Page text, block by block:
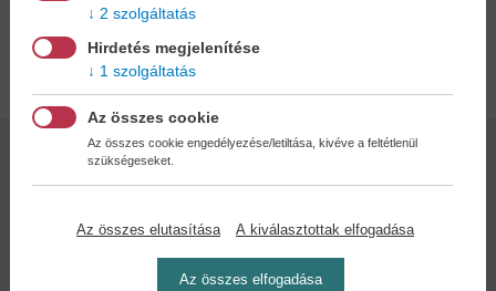
Adatok
Kötésmód:
puha kötés
530
2 szolgáltatás
Hirdetés megjelenítése
1 szolgáltatás
Az összes cookie
Az összes cookie engedélyezése/letiltása, kivéve a feltétlenül
szükségeseket.
Az összes elutasítása A kiválasztottak elfogadása
Az összes elfogadása